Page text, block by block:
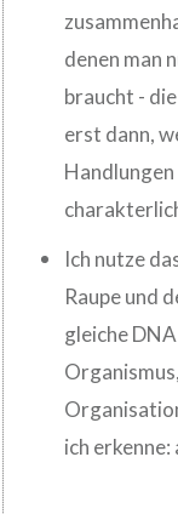
denen man
braucht -
erst dann,
Ich nutze
Raupe und
gleiche
ich